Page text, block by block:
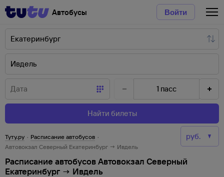
Автобусы Войти
1 пасс
Найти билеты
Туту.ру · Расписание автобусов ·
Автовокзал Северный Екатеринбург → Ивдель
Расписание автобусов Автовокзал Северный
Екатеринбург → Ивдель